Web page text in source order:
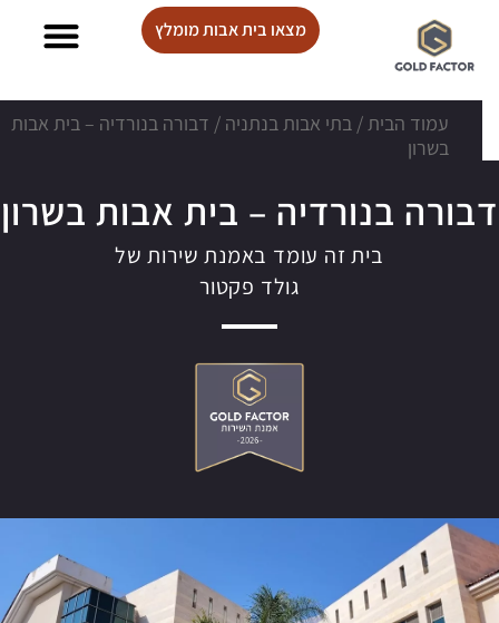
מצאו בית אבות מומלץ
עמוד הבית/ בתי אבות בנתניה / דבורה בנורדיה – בית אבות
בשרון
דבורה בנורדיה – בית אבות בשרון
בית זה עומד באמנת שירות של
גולד פקטור